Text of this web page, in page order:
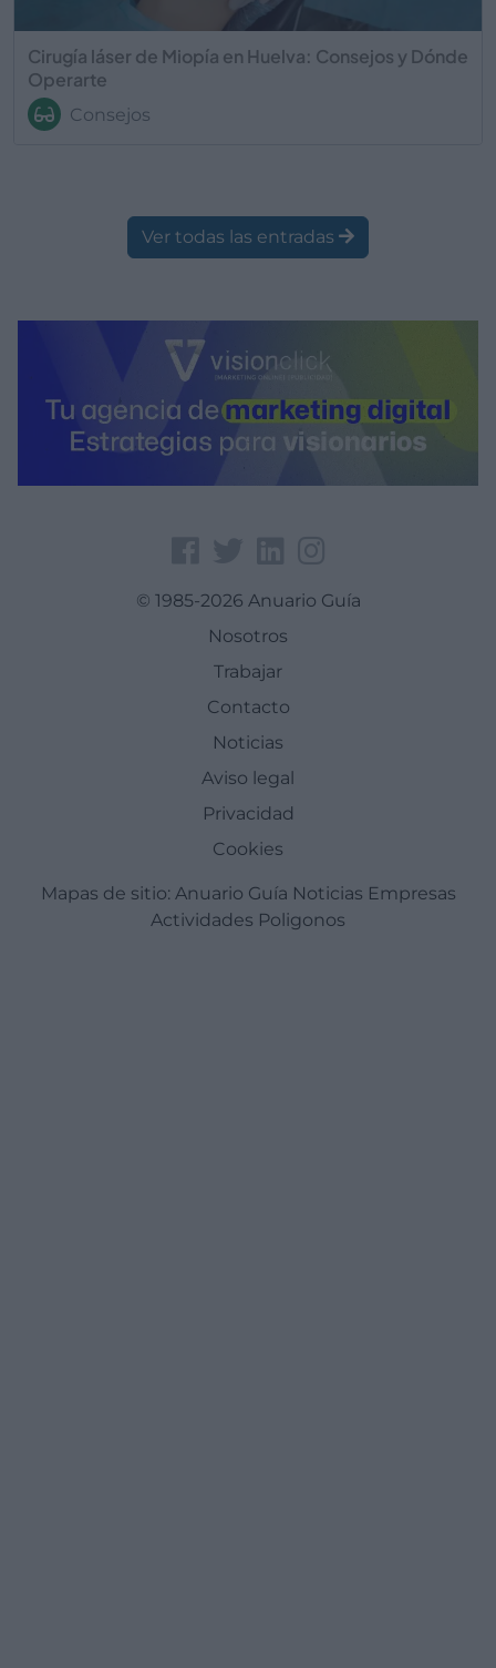
Cirugía láser de Miopía en Huelva: Consejos y Dónde
Operarte
Consejos
Ver todas las entradas
© 1985-2026 Anuario Guía
Nosotros
Trabajar
Contacto
Noticias
Aviso legal
Privacidad
Cookies
Mapas de sitio: Anuario Guía Noticias Empresas
Actividades Poligonos